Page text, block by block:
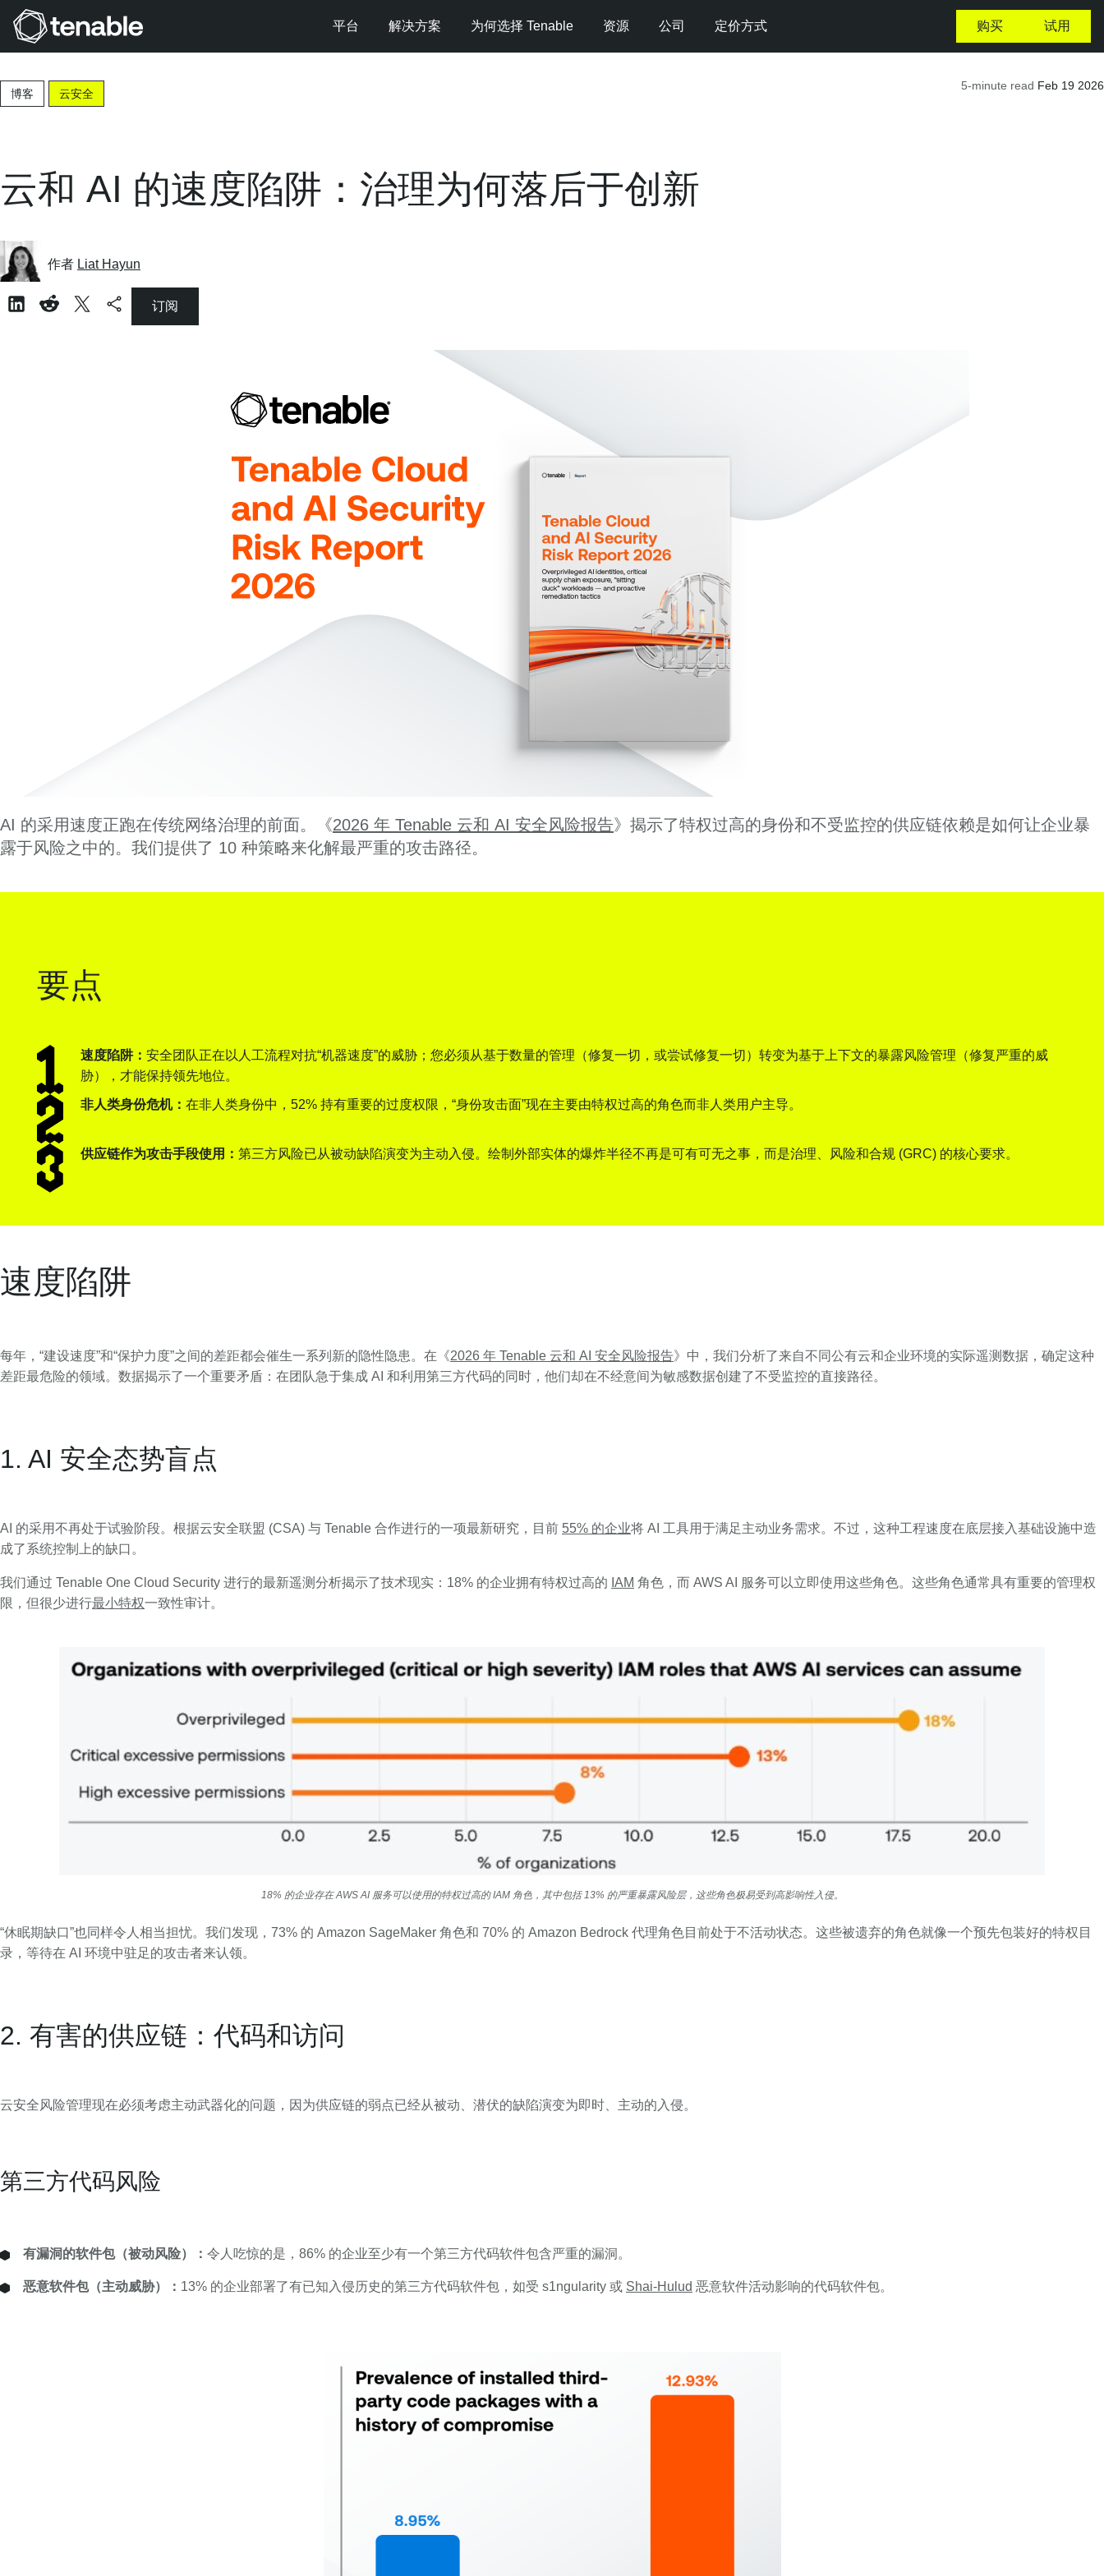
跳转至主要内容
跳转至页脚
平台 解决方案 为何选择 Tenable 资源 公司 定价方式 购买 试用
5-minute read Feb 19 2026
博客 云安全
云和 AI 的速度陷阱：治理为何落后于创新
作者 Liat Hayun
订阅
AI 的采用速度正跑在传统网络治理的前面。《2026 年 Tenable 云和 AI 安全风险报告》揭示了特权过高的身份和不受监控的供应链依赖是如何让企业暴
露于风险之中的。我们提供了 10 种策略来化解最严重的攻击路径。
要点
速度陷阱： 安全团队正在以人工流程对抗“机器速度”的威胁；您必须从基于数量的管理（修复一切，或尝试修复一切）转变为基于上下文的暴露风险管理（修复严重的威
胁），才能保持领先地位。
非人类身份危机： 在非人类身份中，52% 持有重要的过度权限，“身份攻击面”现在主要由特权过高的角色而非人类用户主导。
供应链作为攻击手段使用： 第三方风险已从被动缺陷演变为主动入侵。绘制外部实体的爆炸半径不再是可有可无之事，而是治理、风险和合规 (GRC) 的核心要求。
速度陷阱
每年，“建设速度”和“保护力度”之间的差距都会催生一系列新的隐性隐患。在《2026 年 Tenable 云和 AI 安全风险报告》中，我们分析了来自不同公有云和企业环境的实际遥测数据，确定这种
差距最危险的领域。数据揭示了一个重要矛盾：在团队急于集成 AI 和利用第三方代码的同时，他们却在不经意间为敏感数据创建了不受监控的直接路径。
1. AI 安全态势盲点
AI 的采用不再处于试验阶段。根据云安全联盟 (CSA) 与 Tenable 合作进行的一项最新研究，目前 55% 的企业将 AI 工具用于满足主动业务需求。不过，这种工程速度在底层接入基础设施中造
成了系统控制上的缺口。
我们通过 Tenable One Cloud Security 进行的最新遥测分析揭示了技术现实：18% 的企业拥有特权过高的 IAM 角色，而 AWS AI 服务可以立即使用这些角色。这些角色通常具有重要的管理权
限，但很少进行最小特权一致性审计。
18% 的企业存在 AWS AI 服务可以使用的特权过高的 IAM 角色，其中包括 13% 的严重暴露风险层，这些角色极易受到高影响性入侵。
“休眠期缺口”也同样令人相当担忧。我们发现，73% 的 Amazon SageMaker 角色和 70% 的 Amazon Bedrock 代理角色目前处于不活动状态。这些被遗弃的角色就像一个预先包装好的特权目
录，等待在 AI 环境中驻足的攻击者来认领。
2. 有害的供应链：代码和访问
云安全风险管理现在必须考虑主动武器化的问题，因为供应链的弱点已经从被动、潜伏的缺陷演变为即时、主动的入侵。
第三方代码风险
有漏洞的软件包（被动风险）： 令人吃惊的是，86% 的企业至少有一个第三方代码软件包含严重的漏洞。
恶意软件包（主动威胁）： 13% 的企业部署了有已知入侵历史的第三方代码软件包，如受 s1ngularity 或 Shai-Hulud 恶意软件活动影响的代码软件包。